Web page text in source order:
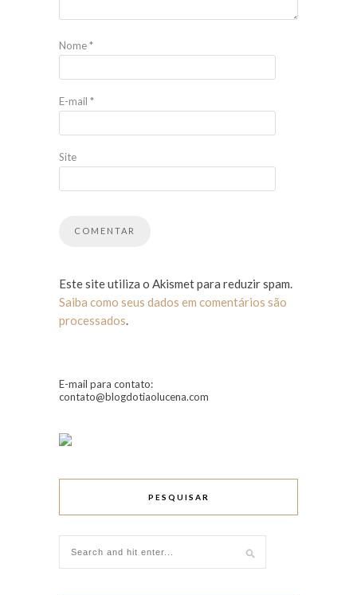
Nome*
E-mail *
Site
Este site utiliza o Akismet para reduzir spam.
Saiba como seus dados em comentários são
processados.
E-mail para contato:
contato@blogdotiaolucena.com
PESQUISAR